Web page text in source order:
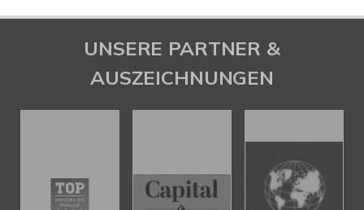
UNSERE PARTNER &
AUSZEICHNUNGEN